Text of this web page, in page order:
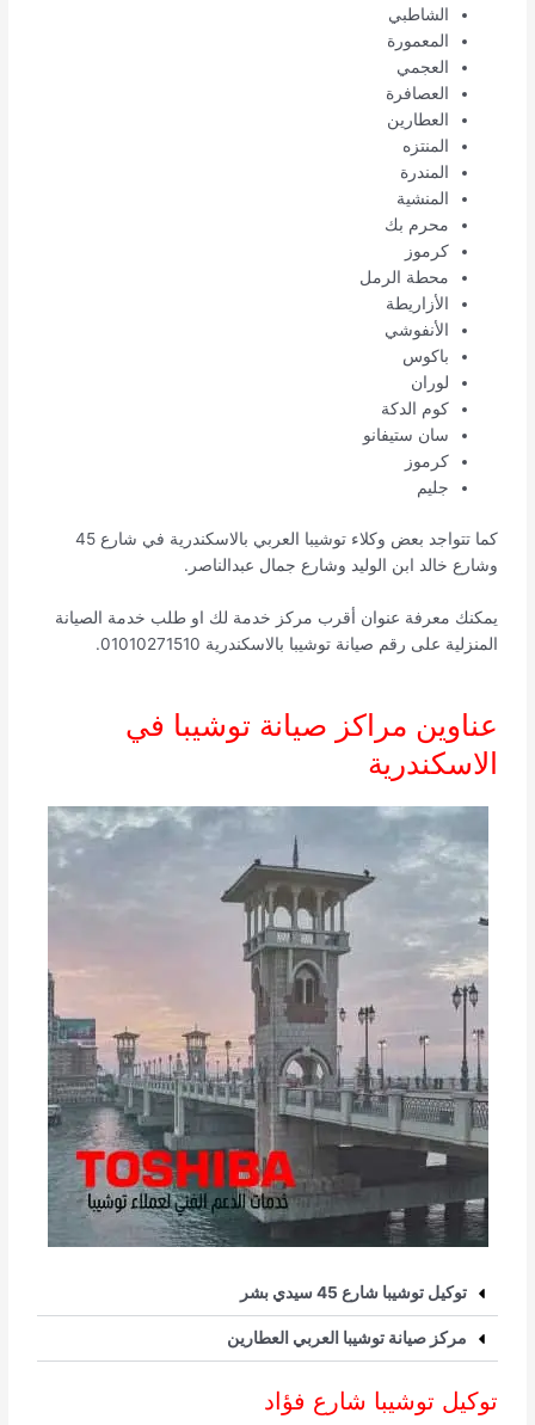
الشاطبي
المعمورة
العجمي
العصافرة
العطارين
المنتزه
المندرة
المنشية
محرم بك
كرموز
محطة الرمل
الأزاريطة
الأنفوشي
باكوس
لوران
كوم الدكة
سان ستيفانو
كرموز
جليم
كما تتواجد بعض وكلاء توشيبا العربي بالاسكندرية في شارع 45
وشارع خالد ابن الوليد وشارع جمال عبدالناصر.
يمكنك معرفة عنوان أقرب مركز خدمة لك او طلب خدمة الصيانة
المنزلية على رقم صيانة توشيبا بالاسكندرية 01010271510.
عناوين مراكز صيانة توشيبا في
الاسكندرية
توكيل توشيبا شارع 45 سيدي بشر
مركز صيانة توشيبا العربي العطارين
توكيل توشيبا شارع فؤاد